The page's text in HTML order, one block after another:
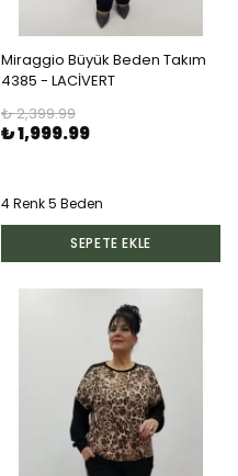
Miraggio Büyük Beden Takım
4385 - LACİVERT
₺ 2,399.99
₺ 1,999.99
4 Renk 5 Beden
SEPETE EKLE